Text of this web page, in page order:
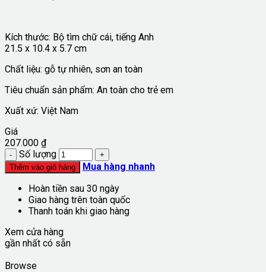
Kích thước: Bộ tìm chữ cái, tiếng Anh
21.5 x 10.4 x 5.7 cm
Chất liệu: gỗ tự nhiên, sơn an toàn
Tiêu chuẩn sản phẩm: An toàn cho trẻ em
Xuất xứ: Việt Nam
Giá
207.000 ₫
Số lượng
Thêm vào giỏ hàng
Mua hàng nhanh
Hoàn tiền sau 30 ngày
Giao hàng trên toàn quốc
Thanh toán khi giao hàng
Xem cửa hàng
gần nhất có sẵn
Browse